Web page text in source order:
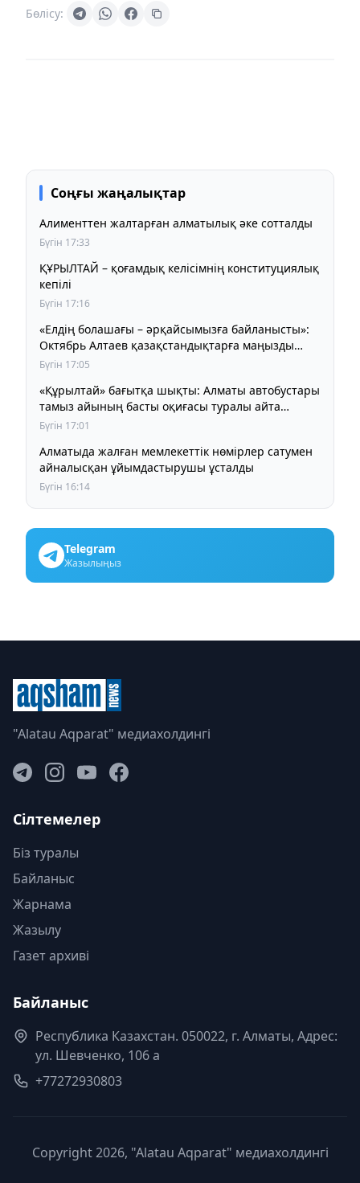
Бөлісу:
Соңғы жаңалықтар
Алименттен жалтарған алматылық әке сотталды
Бүгін 17:33
ҚҰРЫЛТАЙ – қоғамдық келісімнің конституциялық
кепілі
Бүгін 17:16
«Елдің болашағы – әрқайсымызға байланысты»:
Октябрь Алтаев қазақстандықтарға маңызды
үндеу жасады
Бүгін 17:05
«Құрылтай» бағытқа шықты: Алматы автобустары
тамыз айының басты оқиғасы туралы айта
бастады
Бүгін 17:01
Алматыда жалған мемлекеттік нөмірлер сатумен
айналысқан ұйымдастырушы ұсталды
Бүгін 16:14
Telegram
Жазылыңыз
"Alatau Aqparat" медиахолдингі
Сілтемелер
Біз туралы
Байланыс
Жарнама
Жазылу
Газет архиві
Байланыс
Республика Казахстан. 050022, г. Алматы, Адрес:
ул. Шевченко, 106 а
+77272930803
Copyright 2026, "Alatau Aqparat" медиахолдингі